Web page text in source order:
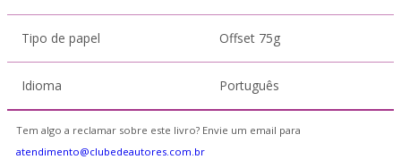
Tipo de papel Offset 75g
Idioma Português
Tem algo a reclamar sobre este livro? Envie um email para
atendimento@clubedeautores.com.br